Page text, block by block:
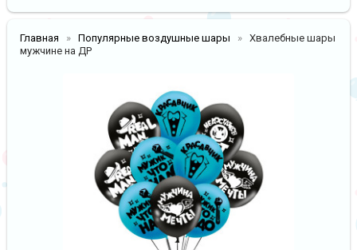
Главная Популярные воздушные шары
Хвалебные шары
мужчине на ДР